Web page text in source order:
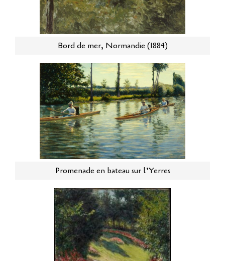
Bord de mer, Normandie (1884)
Promenade en bateau sur l’Yerres